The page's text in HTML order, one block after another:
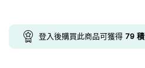
$92.00.$79.00.
登入後購買此商品可獲得 79